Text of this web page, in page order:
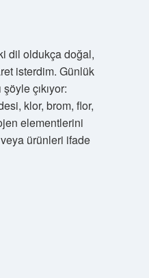
dil oldukça doğal,
isterdim. Günlük
çıkıyor:
klor, brom, flor,
elementlerini
ürünleri ifade